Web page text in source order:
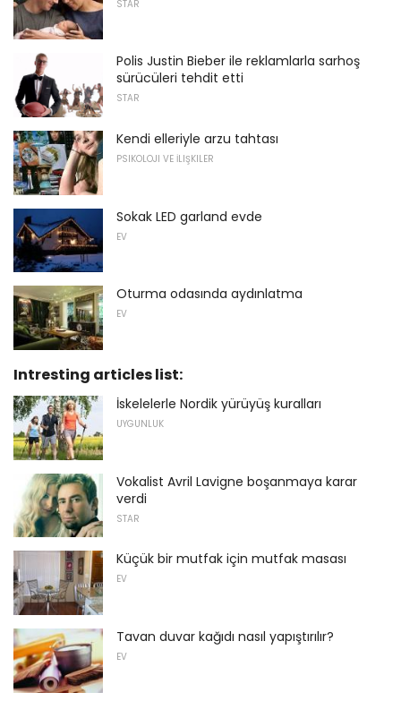
STAR
Polis Justin Bieber ile reklamlarla sarhoş
sürücüleri tehdit etti
STAR
Kendi elleriyle arzu tahtası
PSIKOLOJI VE İLIŞKILER
Sokak LED garland evde
EV
Oturma odasında aydınlatma
EV
Intresting articles list:
İskelelerle Nordik yürüyüş kuralları
UYGUNLUK
Vokalist Avril Lavigne boşanmaya karar
verdi
STAR
Küçük bir mutfak için mutfak masası
EV
Tavan duvar kağıdı nasıl yapıştırılır?
EV